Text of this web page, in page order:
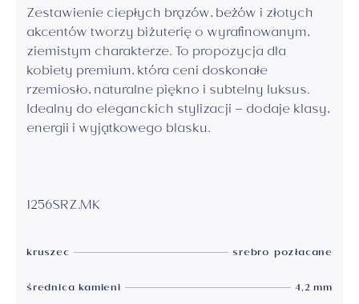
Zestawienie ciepłych brązów, beżów i złotych
akcentów tworzy biżuterię o wyrafinowanym,
ziemistym charakterze. To propozycja dla
kobiety premium, która ceni doskonałe
rzemiosło, naturalne piękno i subtelny luksus.
Idealny do eleganckich stylizacji – dodaje klasy,
energii i wyjątkowego blasku.
1256SRZ.MK
kruszec
srebro pozłacane
średnica kamieni
4,2 mm